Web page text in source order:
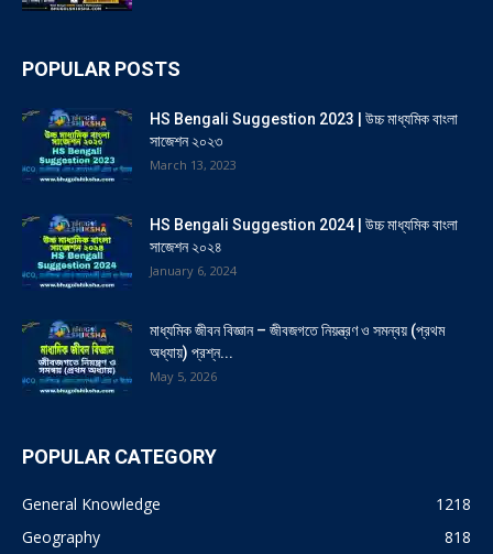
POPULAR POSTS
HS Bengali Suggestion 2023 | উচ্চ মাধ্যমিক বাংলা
সাজেশন ২০২৩
March 13, 2023
HS Bengali Suggestion 2024 | উচ্চ মাধ্যমিক বাংলা
সাজেশন ২০২৪
January 6, 2024
মাধ্যমিক জীবন বিজ্ঞান – জীবজগতে নিয়ন্ত্রণ ও সমন্বয় (প্রথম
অধ্যায়) প্রশ্ন...
May 5, 2026
POPULAR CATEGORY
General Knowledge
1218
Geography
818